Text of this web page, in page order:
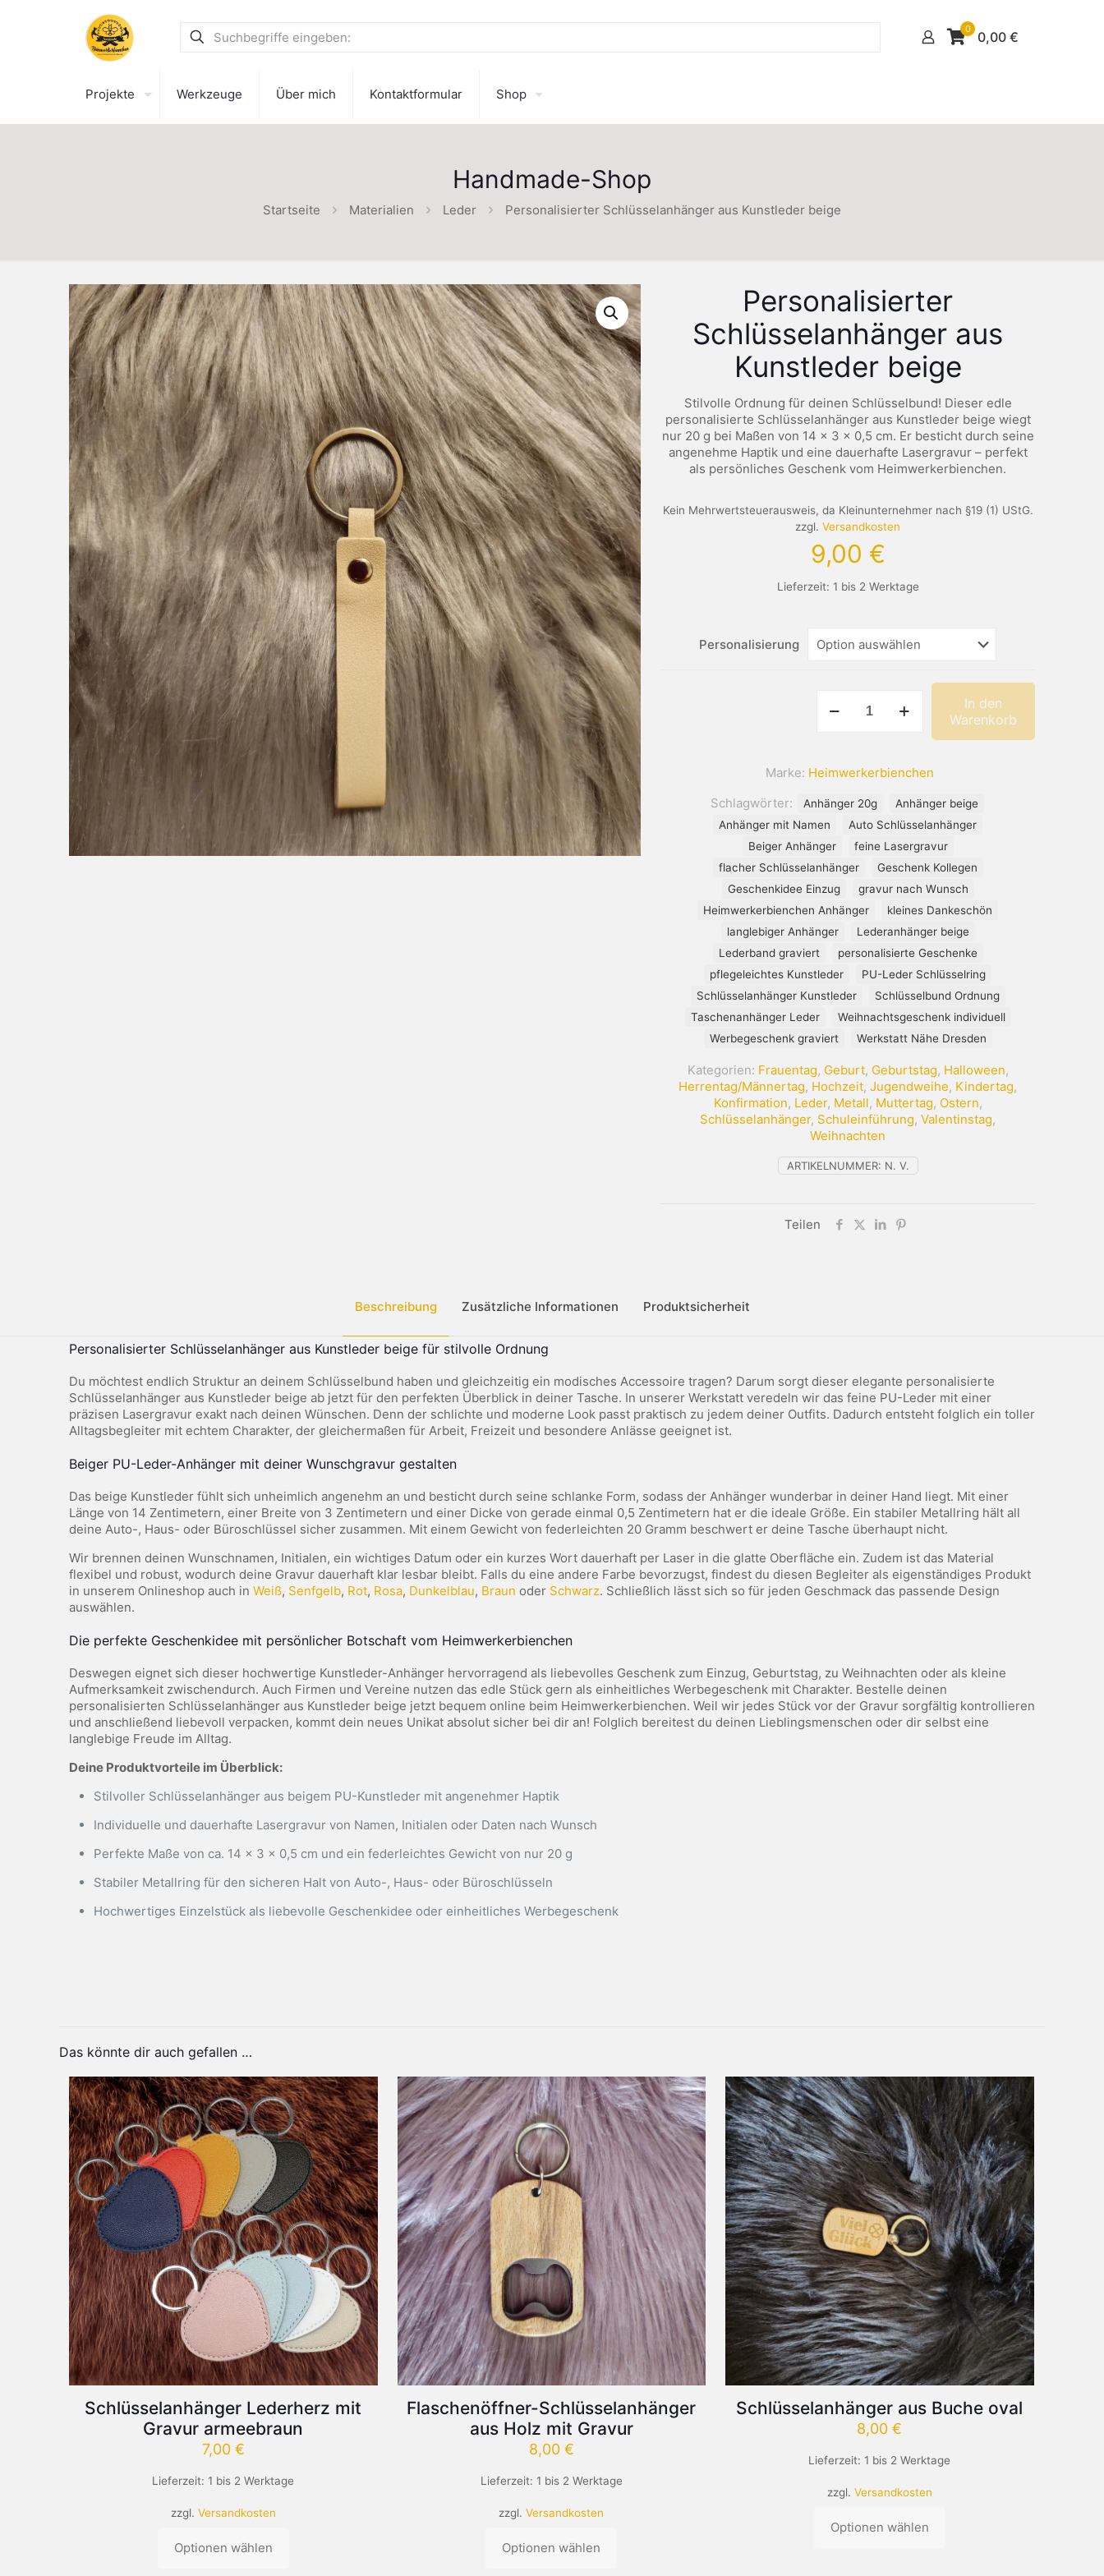
0 0,00 €
Projekte Werkzeuge Über mich Kontaktformular Shop
Handmade-Shop
Startseite Materialien Leder Personalisierter Schlüsselanhänger aus Kunstleder beige
Personalisierter
Schlüsselanhänger aus
Kunstleder beige
Stilvolle Ordnung für deinen Schlüsselbund! Dieser edle
personalisierte Schlüsselanhänger aus Kunstleder beige wiegt
nur 20 g bei Maßen von 14 x 3 x 0,5 cm. Er besticht durch seine
angenehme Haptik und eine dauerhafte Lasergravur – perfekt
als persönliches Geschenk vom Heimwerkerbienchen.
Kein Mehrwertsteuerausweis, da Kleinunternehmer nach §19 (1) UStG.
zzgl. Versandkosten
9,00 €
Lieferzeit: 1 bis 2 Werktage
Personalisierung
Schlüsselanhänger
Menge
In den
Warenkorb
ARTIKELNUMMER: N. V.
Kategorien: Frauentag, Geburt, Geburtstag, Halloween,
Herrentag/Männertag, Hochzeit, Jugendweihe, Kindertag,
Konfirmation, Leder, Metall, Muttertag, Ostern,
Schlüsselanhänger, Schuleinführung, Valentinstag,
Weihnachten
Schlagwörter: Anhänger 20g
Anhänger beige
Anhänger mit Namen
Auto Schlüsselanhänger
Beiger Anhänger
feine Lasergravur
flacher Schlüsselanhänger
Geschenk Kollegen
Geschenkidee Einzug
gravur nach Wunsch
Heimwerkerbienchen Anhänger
kleines Dankeschön
langlebiger Anhänger
Lederanhänger beige
Lederband graviert
personalisierte Geschenke
pflegeleichtes Kunstleder
PU-Leder Schlüsselring
Schlüsselanhänger Kunstleder
Schlüsselbund Ordnung
Taschenanhänger Leder
Weihnachtsgeschenk individuell
Werbegeschenk graviert
Werkstatt Nähe Dresden
Marke: Heimwerkerbienchen
Teilen
Beschreibung Zusätzliche Informationen Produktsicherheit
Personalisierter Schlüsselanhänger aus Kunstleder beige für stilvolle Ordnung
Du möchtest endlich Struktur an deinem Schlüsselbund haben und gleichzeitig ein modisches Accessoire tragen? Darum sorgt dieser elegante personalisierte
Schlüsselanhänger aus Kunstleder beige ab jetzt für den perfekten Überblick in deiner Tasche. In unserer Werkstatt veredeln wir das feine PU-Leder mit einer
präzisen Lasergravur exakt nach deinen Wünschen. Denn der schlichte und moderne Look passt praktisch zu jedem deiner Outfits. Dadurch entsteht folglich ein toller
Alltagsbegleiter mit echtem Charakter, der gleichermaßen für Arbeit, Freizeit und besondere Anlässe geeignet ist.
Beiger PU-Leder-Anhänger mit deiner Wunschgravur gestalten
Das beige Kunstleder fühlt sich unheimlich angenehm an und besticht durch seine schlanke Form, sodass der Anhänger wunderbar in deiner Hand liegt. Mit einer
Länge von 14 Zentimetern, einer Breite von 3 Zentimetern und einer Dicke von gerade einmal 0,5 Zentimetern hat er die ideale Größe. Ein stabiler Metallring hält all
deine Auto-, Haus- oder Büroschlüssel sicher zusammen. Mit einem Gewicht von federleichten 20 Gramm beschwert er deine Tasche überhaupt nicht.
Wir brennen deinen Wunschnamen, Initialen, ein wichtiges Datum oder ein kurzes Wort dauerhaft per Laser in die glatte Oberfläche ein. Zudem ist das Material
flexibel und robust, wodurch deine Gravur dauerhaft klar lesbar bleibt. Falls du eine andere Farbe bevorzugst, findest du diesen Begleiter als eigenständiges Produkt
in unserem Onlineshop auch in Weiß, Senfgelb, Rot, Rosa, Dunkelblau, Braun oder Schwarz. Schließlich lässt sich so für jeden Geschmack das passende Design
auswählen.
Die perfekte Geschenkidee mit persönlicher Botschaft vom Heimwerkerbienchen
Deswegen eignet sich dieser hochwertige Kunstleder-Anhänger hervorragend als liebevolles Geschenk zum Einzug, Geburtstag, zu Weihnachten oder als kleine
Aufmerksamkeit zwischendurch. Auch Firmen und Vereine nutzen das edle Stück gern als einheitliches Werbegeschenk mit Charakter. Bestelle deinen
personalisierten Schlüsselanhänger aus Kunstleder beige jetzt bequem online beim Heimwerkerbienchen. Weil wir jedes Stück vor der Gravur sorgfältig kontrollieren
und anschließend liebevoll verpacken, kommt dein neues Unikat absolut sicher bei dir an! Folglich bereitest du deinen Lieblingsmenschen oder dir selbst eine
langlebige Freude im Alltag.
Deine Produktvorteile im Überblick:
Stilvoller Schlüsselanhänger aus beigem PU-Kunstleder mit angenehmer Haptik
Individuelle und dauerhafte Lasergravur von Namen, Initialen oder Daten nach Wunsch
Perfekte Maße von ca. 14 x 3 x 0,5 cm und ein federleichtes Gewicht von nur 20 g
Stabiler Metallring für den sicheren Halt von Auto-, Haus- oder Büroschlüsseln
Hochwertiges Einzelstück als liebevolle Geschenkidee oder einheitliches Werbegeschenk
Das könnte dir auch gefallen …
Schlüsselanhänger Lederherz mit
Gravur armeebraun
7,00 €
Lieferzeit:1 bis 2 Werktage
zzgl. Versandkosten
Optionen wählen
Dieses
Flaschenöffner-Schlüsselanhänger
aus Holz mit Gravur
8,00 €
Lieferzeit: 1 bis 2 Werktage
zzgl.Versandkosten
Optionen wählen
Dieses
Schlüsselanhänger aus Buche oval
8,00€
Lieferzeit:1 bis 2 Werktage
zzgl. Versandkosten
Optionen wählen
Dieses